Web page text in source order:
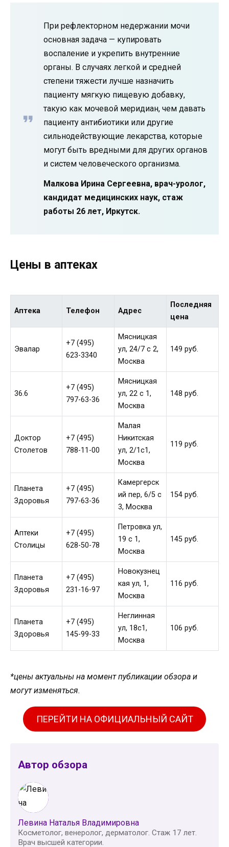
При рефлекторном недержании мочи
основная задача — купировать
воспаление и укрепить внутренние
органы. В случаях легкой и средней
степени тяжести лучше назначить
пациенту мягкую пищевую добавку,
такую ​​как мочевой меридиан, чем давать
пациенту антибиотики или другие
сильнодействующие лекарства, которые
могут быть вредными для других органов
и систем человеческого организма.
Малкова Ирина Сергеевна, врач-уролог,
кандидат медицинских наук, стаж
работы 26 лет, Иркутск.
Цены в аптеках
Аптека Телефон Адрес
Последняя
цена
Эвалар
+7 (495)
623-3340
Мясницкая
ул, 24/7 с 2,
Москва
149 руб.
36.6
+7 (495)
797-63-36
Мясницкая
ул, 22 с 1,
Москва
148 руб.
Доктор
Столетов
+7 (495)
788-11-00
Малая
Никитская
ул, 2/1с1,
Москва
119 руб.
Планета
Здоровья
+7 (495)
797-63-36
Камергерск
ий пер, 6/5 с
3, Москва
154 руб.
Аптеки
Столицы
+7 (495)
628-50-78
Петровка ул,
19 с 1,
Москва
145 руб.
Планета
Здоровья
+7 (495)
231-16-97
Новокузнец
кая ул, 1,
Москва
116 руб.
Планета
Здоровья
+7 (495)
145-99-33
Неглинная
ул, 18c1,
Москва
106 руб.
*цены актуальны на момент публикации обзора и
могут изменяться.
ПЕРЕЙТИ НА ОФИЦИАЛЬНЫЙ САЙТ
Автор обзора
Левина Наталья Владимировна
Косметолог, венеролог, дерматолог. Стаж 17 лет.
Врач высшей категории.